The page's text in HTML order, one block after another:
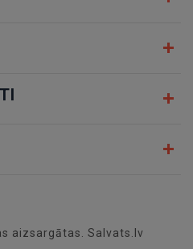
aizsargātas. Salvats.lv